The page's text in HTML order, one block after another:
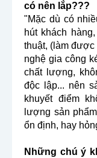
có nên lắp???
"Mặc dù có
hút khách
thuật, (làm
nghệ gia công
chất lượng,
độc lập... nên
khuyết điểm
lượng sản
ổn định, hay
Những chú ý